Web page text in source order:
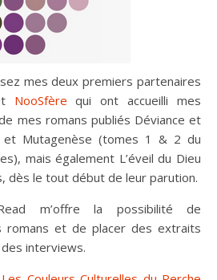
mes deux premiers partenaires
NooSfère qui ont accueilli mes
mes romans publiés Déviance et
et Mutagenèse (tomes 1 & 2 du
mais également L’éveil du Dieu
dès le tout début de leur parution.
m’offre la possibilité de
romans et de placer des extraits
interviews.